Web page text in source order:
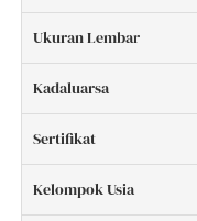
Ukuran Lembar
Kadaluarsa
Sertifikat
Kelompok Usia